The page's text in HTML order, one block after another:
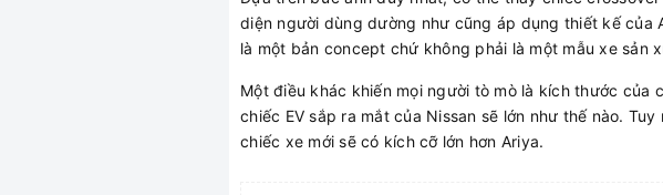
diện người dùng dường như cũng áp dụng thiết kế của
là một bản concept chứ không phải là một mẫu xe sản
Một điều khác khiến mọi người tò mò là kích thước của
chiếc EV sắp ra mắt của Nissan sẽ lớn như thế nào.
chiếc xe mới sẽ có kích cỡ lớn hơn Ariya.